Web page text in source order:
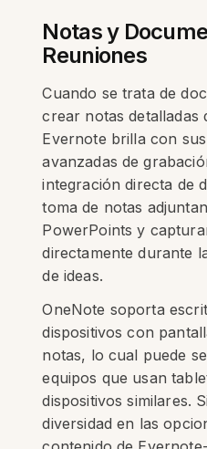
Notas y
Reuniones
Cuando se trata de
crear notas detalladas
Evernote brilla con
avanzadas de
integración directa de
toma de notas
PowerPoints y
directamente durante
de ideas.
OneNote soporta
dispositivos con
notas, lo cual puede
equipos que usan
dispositivos similares.
diversidad en las